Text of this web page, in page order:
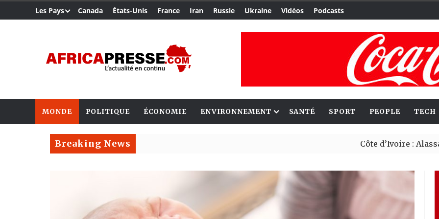
Les Pays Canada États-Unis France Iran Russie Ukraine Vidéos Podcasts
MONDE POLITIQUE ÉCONOMIE ENVIRONNEMENT SANTÉ SPORT PEOPLE TECH
Breaking News Côte d’Ivoire : Alassane